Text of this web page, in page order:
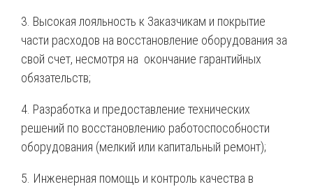
3. Высокая лояльность к Заказчикам и покрытие
части расходов на восстановление оборудования за
свой счет, несмотря на окончание гарантийных
обязательств;
4. Разработка и предоставление технических
решений по восстановлению работоспособности
оборудования (мелкий или капитальный ремонт);
5. Инженерная помощь и контроль качества в